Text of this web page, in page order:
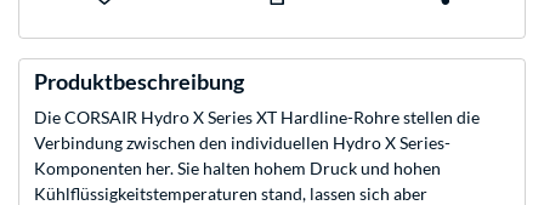
Produktbeschreibung
Die CORSAIR Hydro X Series XT Hardline-Rohre stellen die
Verbindung zwischen den individuellen Hydro X Series-
Komponenten her. Sie halten hohem Druck und hohen
Kühlflüssigkeitstemperaturen stand, lassen sich aber